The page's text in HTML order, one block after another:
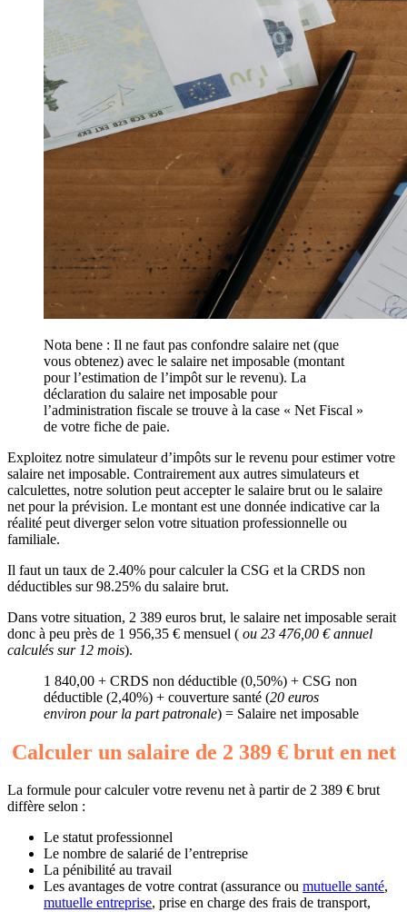
Nota bene : Il ne faut pas confondre salaire net (que
vous obtenez) avec le salaire net imposable (montant
pour l’estimation de l’impôt sur le revenu). La
déclaration du salaire net imposable pour
l’administration fiscale se trouve à la case « Net Fiscal »
de votre fiche de paie.
Exploitez notre simulateur d’impôts sur le revenu pour estimer votre
salaire net imposable. Contrairement aux autres simulateurs et
calculettes, notre solution peut accepter le salaire brut ou le salaire
net pour la prévision. Le montant est une donnée indicative car la
réalité peut diverger selon votre situation professionnelle ou
familiale.
Il faut un taux de 2.40% pour calculer la CSG et la CRDS non
déductibles sur 98.25% du salaire brut.
Dans votre situation, 2 389 euros brut, le salaire net imposable serait
donc à peu près de 1 956,35 € mensuel ( ou 23 476,00 € annuel
calculés sur 12 mois).
1 840,00 + CRDS non déductible (0,50%) + CSG non
déductible (2,40%) + couverture santé (20 euros
environ pour la part patronale) = Salaire net imposable
Calculer un salaire de 2 389 € brut en net
La formule pour calculer votre revenu net à partir de 2 389 € brut
diffère selon :
Le statut professionnel
Le nombre de salarié de l’entreprise
La pénibilité au travail
Les avantages de votre contrat (assurance ou mutuelle santé,
mutuelle entreprise, prise en charge des frais de transport,